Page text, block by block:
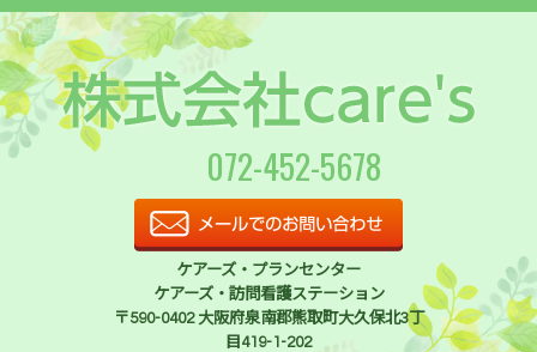
072-452-5678
ケアーズ・プランセンター
ケアーズ・訪問看護ステーション
〒590-0402 大阪府泉南郡熊取町大久保北3丁
目419-1-202